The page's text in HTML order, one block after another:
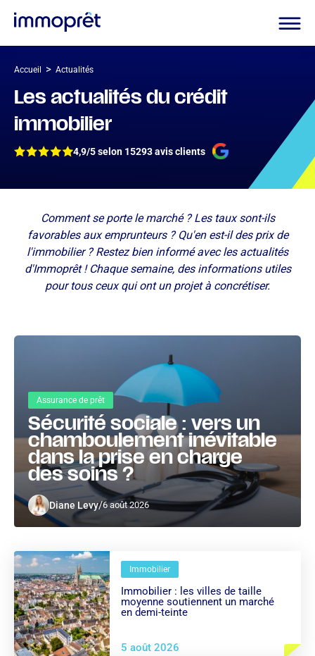
Accueil > Actualités
Les actualités du crédit
immobilier
4,9/5 selon 15293 avis clients
Comment se porte le marché ? Les taux sont-ils
favorables aux emprunteurs ? Qu'en est-il des prix de
l'immobilier ? Restez bien informé avec les actualités
d'Immoprêt ! Chaque semaine, des informations utiles
pour tous ceux qui ont un projet à concrétiser.
Assurance de prêt
Sécurité sociale : vers un
chamboulement inévitable
dans la prise en charge
des soins ?
Diane Levy/6 août 2026
Immobilier
Immobilier : les villes de taille
moyenne soutiennent un marché
en demi-teinte
5 août 2026